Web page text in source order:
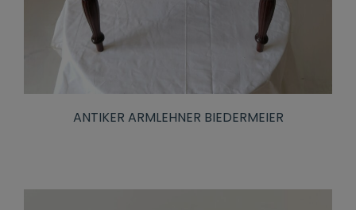
ANTIKER ARMLEHNER BIEDERMEIER